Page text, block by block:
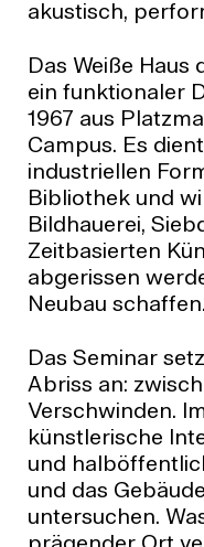
akustisch,
Das Weiße Haus
ein funktionaler
1967 aus
Campus. Es
industriellen
Bibliothek und
Bildhauerei,
Zeitbasierten
abgerissen
Neubau schaffen.
Das Seminar
Abriss an:
Verschwinden.
künstlerische
und
und das
untersuchen.